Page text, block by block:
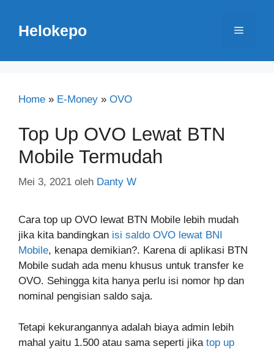
Helokepo Menu
Home » E-Money » OVO
Top Up OVO Lewat BTN
Mobile Termudah
Mei 3, 2021 oleh Danty W
Cara top up OVO lewat BTN Mobile lebih mudah
jika kita bandingkan isi saldo OVO lewat BNI
Mobile, kenapa demikian?. Karena di aplikasi BTN
Mobile sudah ada menu khusus untuk transfer ke
OVO. Sehingga kita hanya perlu isi nomor hp dan
nominal pengisian saldo saja.
Tetapi kekurangannya adalah biaya admin lebih
mahal yaitu 1.500 atau sama seperti jika top up